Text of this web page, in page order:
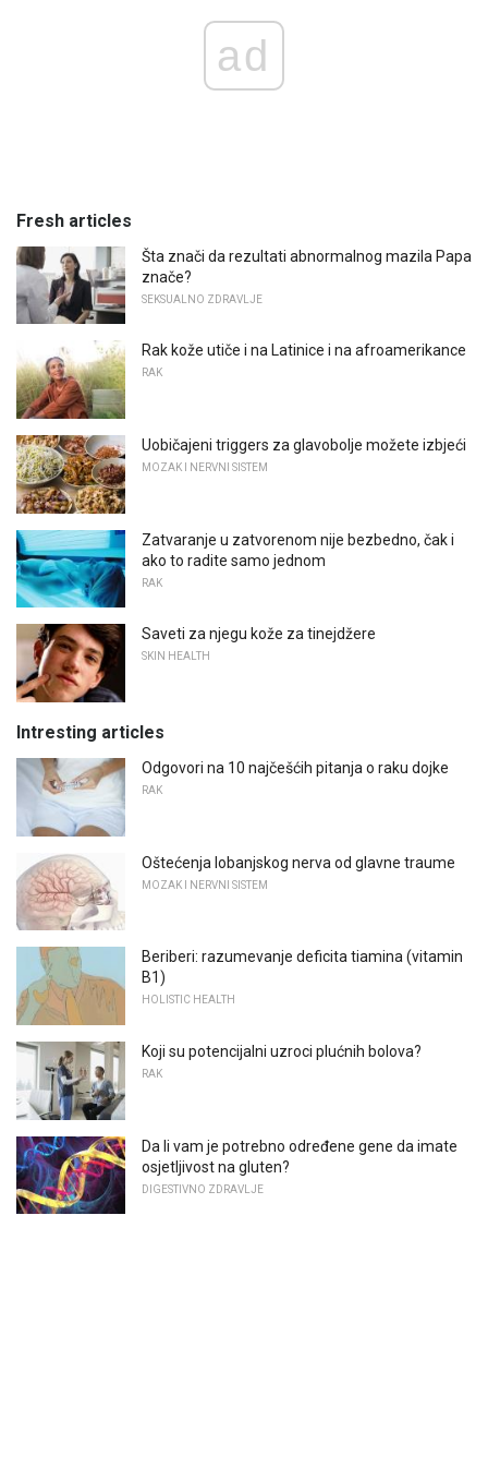
ad
Fresh articles
Šta znači da rezultati abnormalnog mazila Papa
znače?
SEKSUALNO ZDRAVLJE
Rak kože utiče i na Latinice i na afroamerikance
RAK
Uobičajeni triggers za glavobolje možete izbjeći
MOZAK I NERVNI SISTEM
Zatvaranje u zatvorenom nije bezbedno, čak i
ako to radite samo jednom
RAK
Saveti za njegu kože za tinejdžere
SKIN HEALTH
Intresting articles
Odgovori na 10 najčešćih pitanja o raku dojke
RAK
Oštećenja lobanjskog nerva od glavne traume
MOZAK I NERVNI SISTEM
Beriberi: razumevanje deficita tiamina (vitamin
B1)
HOLISTIC HEALTH
Koji su potencijalni uzroci plućnih bolova?
RAK
Da li vam je potrebno određene gene da imate
osjetljivost na gluten?
DIGESTIVNO ZDRAVLJE